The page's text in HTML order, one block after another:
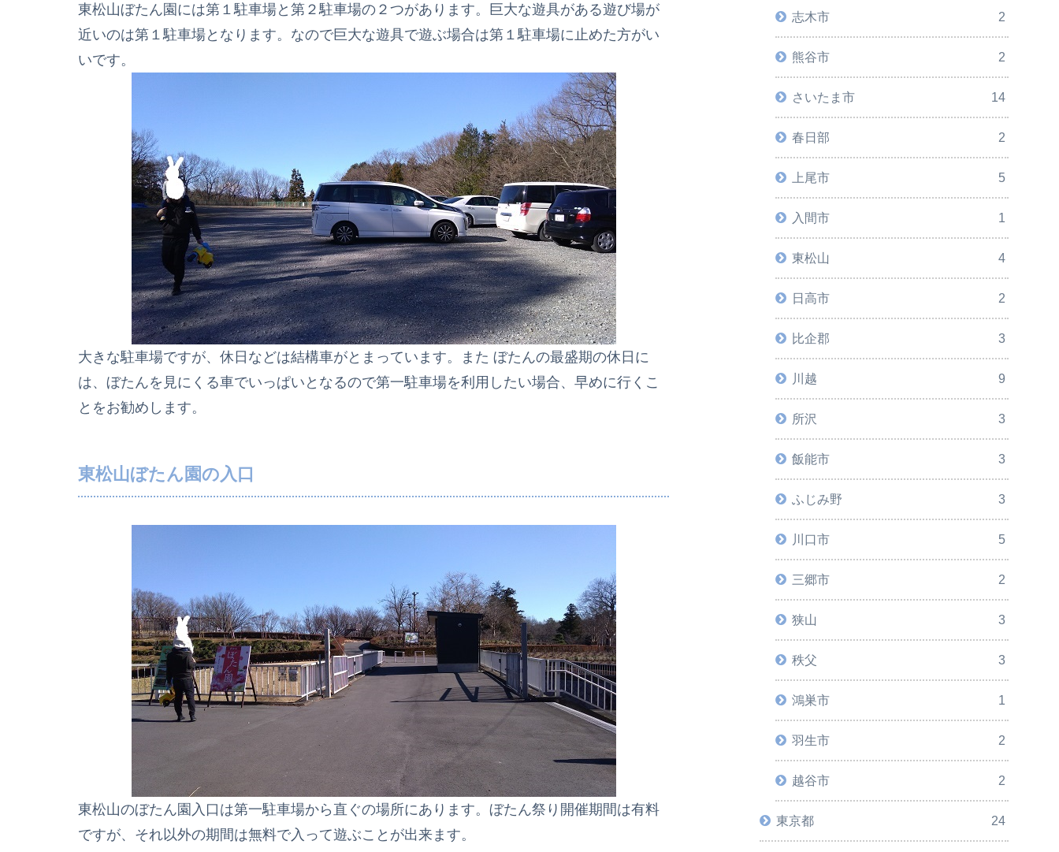
東松山ぼたん園には第１駐車場と第２駐車場の２つがあります。巨大な遊具がある遊び場が
近いのは第１駐車場となります。なので巨大な遊具で遊ぶ場合は第１駐車場に止めた方がい
いです。
大きな駐車場ですが、休日などは結構車がとまっています。また ぼたんの最盛期の休日に
は、ぼたんを見にくる車でいっぱいとなるので第一駐車場を利用したい場合、早めに行くこ
とをお勧めします。
東松山ぼたん園の入口
東松山のぼたん園入口は第一駐車場から直ぐの場所にあります。ぼたん祭り開催期間は有料
ですが、それ以外の期間は無料で入って遊ぶことが出来ます。
志木市 2
熊谷市 2
さいたま市 14
春日部 2
上尾市 5
入間市 1
東松山 4
日高市 2
比企郡 3
川越 9
所沢 3
飯能市 3
ふじみ野 3
川口市 5
三郷市 2
狭山 3
秩父 3
鴻巣市 1
羽生市 2
越谷市 2
東京都 24